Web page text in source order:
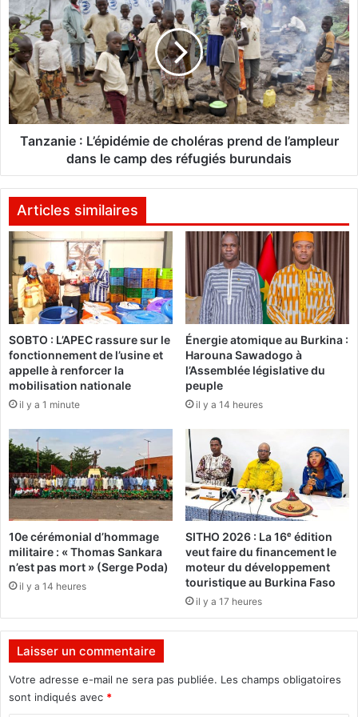
t
i
o
n
d
u
F
E
C
e
r
a
l
a
p
a
r
t
b
e
l
e
a
u
h
e
v
a
l
a
n
z
a
n
i
e
:
é
p
d
é
m
e
d
e
c
h
o
l
é
a
p
r
d
d
l
m
p
l
e
Tanzanie : L’épidémie de choléras prend de l’ampleur
dans le camp des réfugiés burundais
Articles similaires
SOBTO : L’APEC rassure sur le
fonctionnement de l’usine et
appelle à renforcer la
mobilisation nationale
il y a 1 minute
Énergie atomique au Burkina :
Harouna Sawadogo à
l’Assemblée législative du
peuple
il y a 14 heures
10e cérémonial d’hommage
militaire : « Thomas Sankara
n’est pas mort » (Serge Poda)
il y a 14 heures
SITHO 2026 : La 16ᵉ édition
veut faire du financement le
moteur du développement
touristique au Burkina Faso
il y a 17 heures
Laisser un commentaire
Votre adresse e-mail ne sera pas publiée. Les champs obligatoires
sont indiqués avec *